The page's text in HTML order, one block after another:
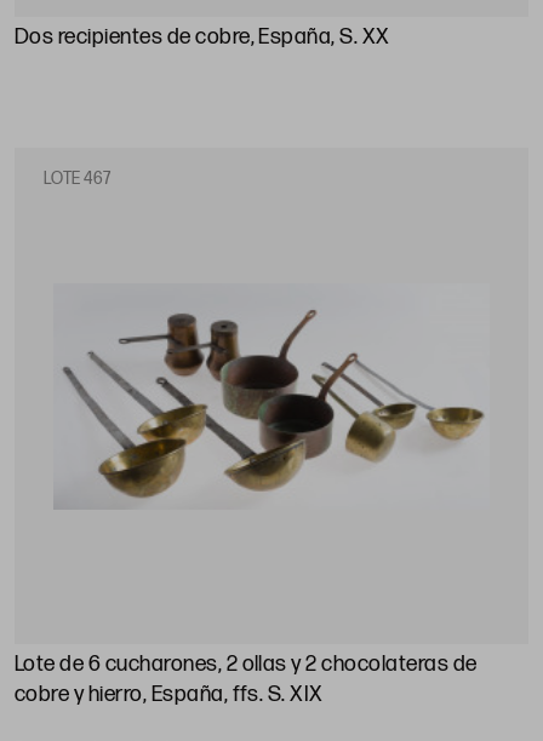
Dos recipientes de cobre, España, S. XX
LOTE 467
Lote de 6 cucharones, 2 ollas y 2 chocolateras de
cobre y hierro, España, ffs. S. XIX